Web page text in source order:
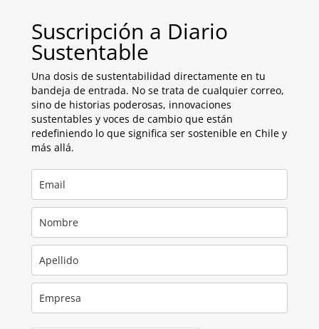
Suscripción a Diario
Sustentable
Una dosis de sustentabilidad directamente en tu
bandeja de entrada. No se trata de cualquier correo,
sino de historias poderosas, innovaciones
sustentables y voces de cambio que están
redefiniendo lo que significa ser sostenible en Chile y
más allá.